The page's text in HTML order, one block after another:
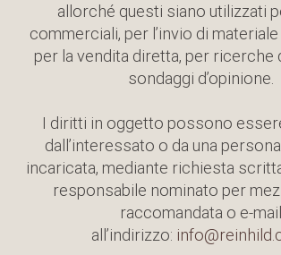
allorché questi siano utilizzati
commerciali, per l’invio di
per la vendita diretta, per ricerche
sondaggi d’opinione.
I diritti in oggetto possono
dall’interessato o da una
incaricata, mediante richiesta
responsabile nominato per
raccomandata o e-mail
all’indirizzo: